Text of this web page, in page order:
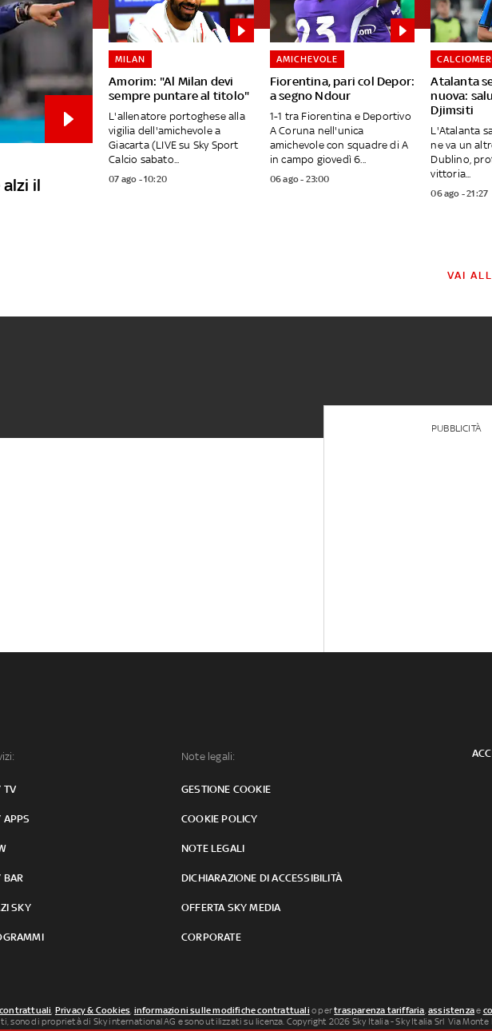
il
Amorim: "Al Milan devi
sempre puntare al titolo"
MILAN
L'allenatore portoghese alla
vigilia dell'amichevole a
Giacarta (LIVE su Sky Sport
Calcio sabato...
07 ago - 10:20
Fiorentina, pari col Depor:
a segno Ndour
AMICHEVOLE
1-1 tra Fiorentina e Deportivo
A Coruna nell'unica
amichevole con squadre di A
in campo giovedì 6...
06 ago - 23:00
Atalanta
nuova:
Djimsiti
L'Atalanta
ne va un
Dublino,
vittoria...
06 ago - 21:27
VAI
PUBBLICITÀ
TV
APPS
BAR
SKY
Note legali:
GESTIONE COOKIE
COOKIE POLICY
NOTE LEGALI
DICHIARAZIONE DI ACCESSIBILITÀ
OFFERTA SKY MEDIA
CORPORATE
, Privacy & Cookies, informazioni sulle modifiche contrattuali o pertrasparenza tariffaria,assistenzae
di proprietà di Sky international AG e sono utilizzati su licenza. Copyright 2026 Sky Italia - Sky Italia Srl Via Monte